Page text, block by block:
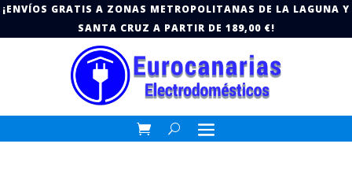
¡ENVÍOS GRATIS A ZONAS METROPOLITANAS DE LA LAGUNA Y
SANTA CRUZ A PARTIR DE 189,00 €!